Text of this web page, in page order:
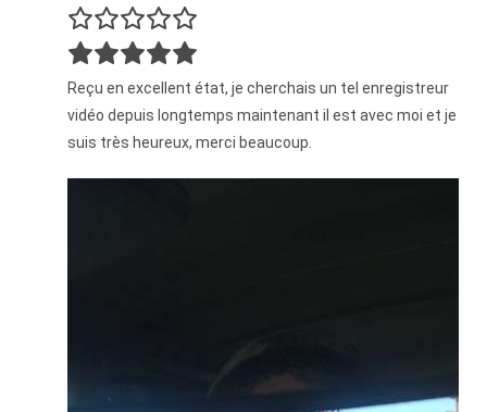
Reçu en excellent état, je cherchais un tel enregistreur
vidéo depuis longtemps maintenant il est avec moi et je
suis très heureux, merci beaucoup.